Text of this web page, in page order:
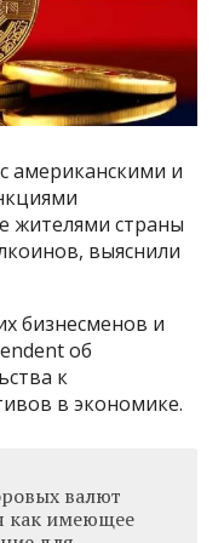
американскими и
жителями страны
выяснили
бизнесменов и
об
к
в экономике.
валют
как имеющее